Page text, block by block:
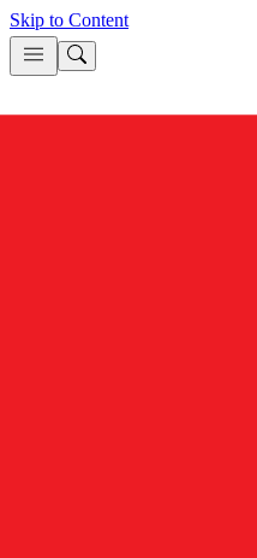
Skip to Content